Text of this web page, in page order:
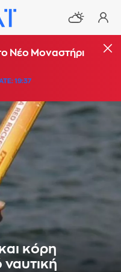
Νέο Μοναστήρι
19:37
κόρη